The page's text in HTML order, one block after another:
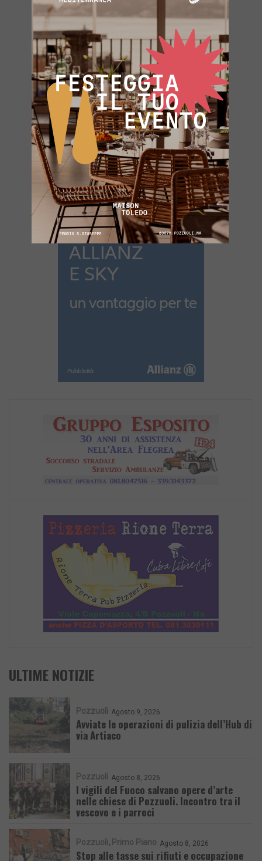
ULTIME NOTIZIE
Pozzuoli Agosto 9, 2026
Avviate le operazioni di pulizia dell’Hub di
via Artiaco
Pozzuoli Agosto 8, 2026
I vigili del Fuoco salvano opere d’arte
nelle chiese di Pozzuoli. Incontro tra il
vescovo e i parroci
Pozzuoli Primo Piano Agosto 8, 2026
Stop alle tasse sui rifiuti e occupazione